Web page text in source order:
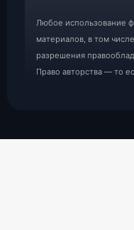
Любое использование
материалов, в том
разрешения
Право авторства — то